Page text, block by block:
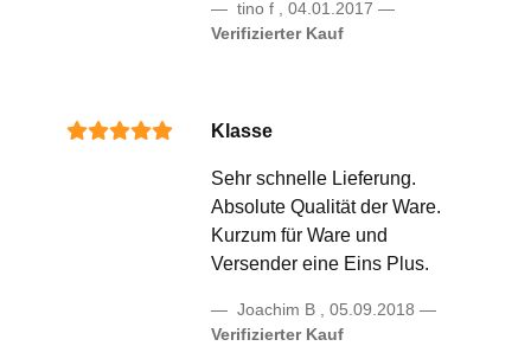
tino f , 04.01.2017
Verifizierter Kauf
Klasse
Sehr schnelle Lieferung.
Absolute Qualität der Ware.
Kurzum für Ware und
Versender eine Eins Plus.
Joachim B , 05.09.2018
Verifizierter Kauf